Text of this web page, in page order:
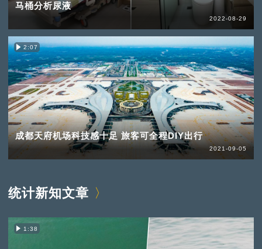
马桶分析尿液
2022-08-29
2:07
成都天府机场科技感十足 旅客可全程DIY出行
2021-09-05
统计新知文章
1:38